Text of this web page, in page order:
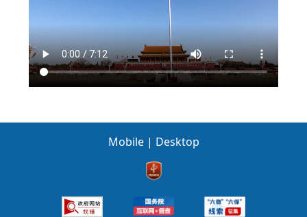
Mobile | Desktop